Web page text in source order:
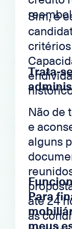
Sim, é
Trata-
Não de
e
alguns
até 24
as
Para